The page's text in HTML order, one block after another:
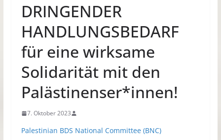
DRINGENDER
HANDLUNGSBEDARF
für eine wirksame
Solidarität mit den
Palästinenser*innen!
7. Oktober 2023
Palestinian BDS National Committee (BNC)